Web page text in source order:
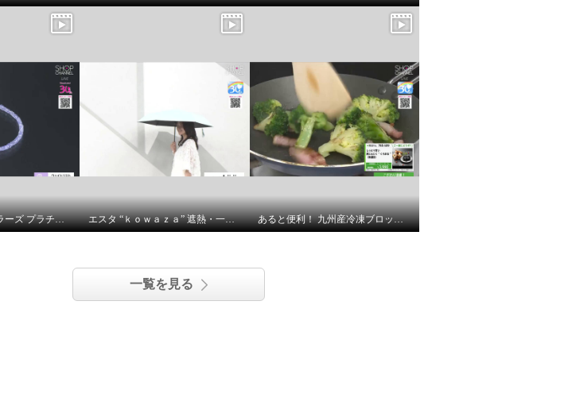
ディーラリエ カラーズ プラチナ８５０ タンザナイト マグネットクラスプ付 ブレスレット エスタ “ｋｏｗａｚａ” 遮熱・一級遮光 パッと開いてサッと収納！ 感動折たたみガイド 晴雨兼用傘 あると便利！ 九州産冷凍ブロッコリー
一覧を見る